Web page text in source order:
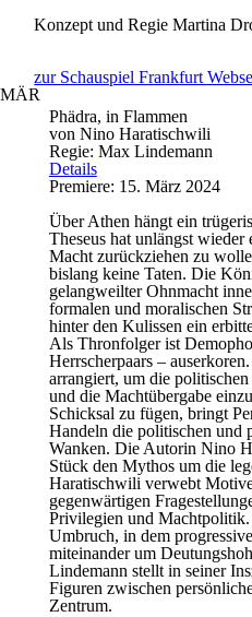
Konzept und Regie Martina
zur Schauspiel Frankfurt
MÄR
Phädra, in Flammen
von Nino Haratischwili
Regie: Max Lindemann
Details
Premiere: 15. März 2024
Über Athen hängt ein
Theseus hat unlängst
Macht zurückziehen zu
bislang keine Taten. Die
gelangweilter Ohnmacht
formalen und moralischen
hinter den Kulissen ein
Als Thronfolger ist
Herrscherpaars –
arrangiert, um die
und die Machtübergabe
Schicksal zu fügen, bringt
Handeln die politischen und
Wanken. Die Autorin Nino
Stück den Mythos um die
Haratischwili verwebt
gegenwärtigen
Privilegien und
Umbruch, in dem
miteinander um
Lindemann stellt in seiner
Figuren zwischen
Zentrum.